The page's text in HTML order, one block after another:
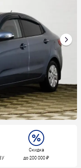
Скидка
до 200 000 ₽